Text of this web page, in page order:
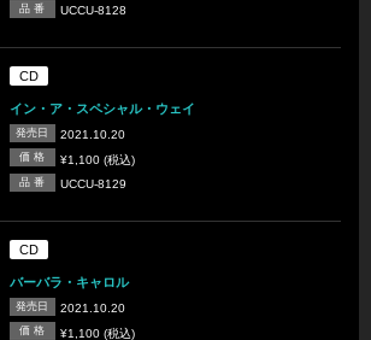
品 番 UCCU-8128
CD
イン・ア・スペシャル・ウェイ
発売日 2021.10.20
価 格 ¥1,100 (税込)
品 番 UCCU-8129
CD
バーバラ・キャロル
発売日 2021.10.20
価 格 ¥1,100 (税込)